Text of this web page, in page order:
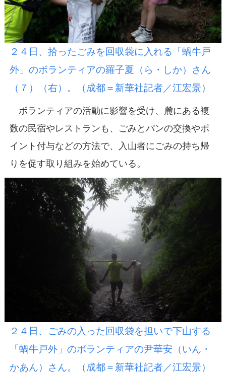
２４日、拾ったごみを回収袋に入れる「蝸牛戸
外」のボランティアの羅子夏（ら・しか）さん
（７）（右）。（成都＝新華社記者／江宏景）
ボランティアの活動に影響を受け、麓にある複
数の民宿やレストランも、ごみとパンの交換やポ
イント付与などの方法で、入山者にごみの持ち帰
りを促す取り組みを始めている。
２４日、ごみの入った回収袋を担いで下山する
「蝸牛戸外」のボランティアの尹華安（いん・
かあん）さん。（成都＝新華社記者／江宏景）